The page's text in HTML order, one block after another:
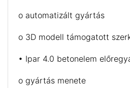
o automatizált gyártás
o 3D modell támogatott
• Ipar 4.0 betonelem
o gyártás menete